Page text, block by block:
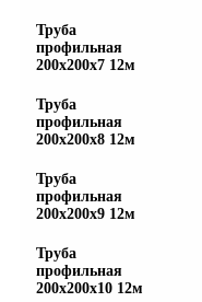
Труба
профильная
200х200х7 12м
Труба
профильная
200х200х8 12м
Труба
профильная
200х200х9 12м
Труба
профильная
200х200х10 12м